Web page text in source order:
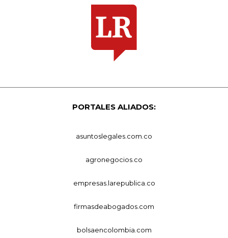
PORTALES ALIADOS:
asuntoslegales.com.co
agronegocios.co
empresas.larepublica.co
firmasdeabogados.com
bolsaencolombia.com